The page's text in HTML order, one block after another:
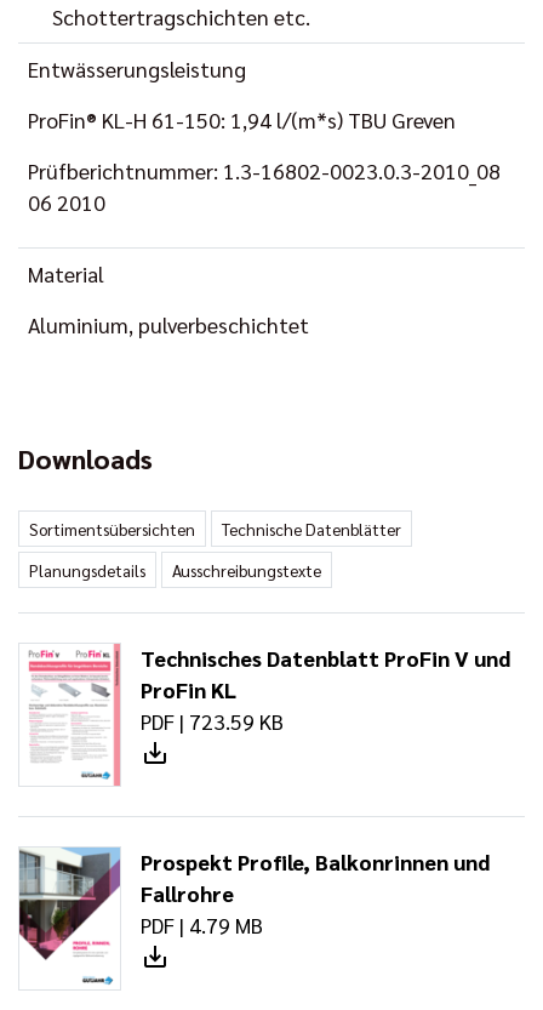
Schottertragschichten etc.
Entwässerungsleistung
ProFin® KL-H 61-150: 1,94 l/(m*s) TBU Greven
Prüfberichtnummer: 1.3-16802-0023.0.3-2010_08
06 2010
Material
Aluminium, pulverbeschichtet
Downloads
Sortimentsübersichten
Technische Datenblätter
Planungsdetails
Ausschreibungstexte
Technisches Datenblatt ProFin V und
ProFin KL
PDF | 723.59 KB
Prospekt Profile, Balkonrinnen und
Fallrohre
PDF | 4.79 MB